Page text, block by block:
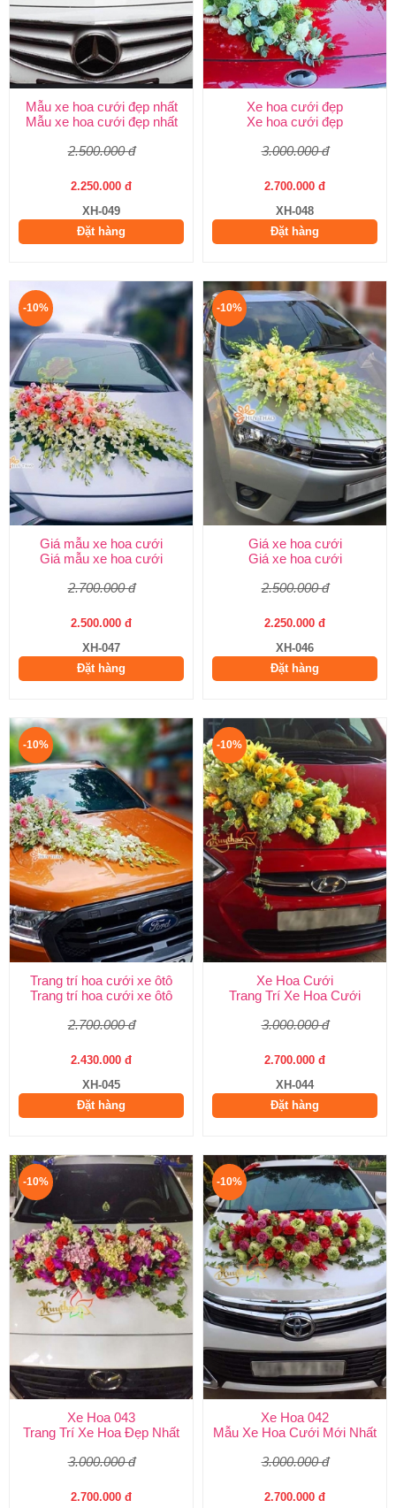
Mẫu xe hoa cưới đẹp nhất
Mẫu xe hoa cưới đẹp nhất
2.500.000 đ
2.250.000 đ
XH-049
Đặt hàng
Xe hoa cưới đẹp
Xe hoa cưới đẹp
3.000.000 đ
2.700.000 đ
XH-048
Đặt hàng
-10%
Giá mẫu xe hoa cưới
Giá mẫu xe hoa cưới
2.700.000 đ
2.500.000 đ
XH-047
Đặt hàng
-10%
Giá xe hoa cưới
Giá xe hoa cưới
2.500.000 đ
2.250.000 đ
XH-046
Đặt hàng
-10%
Trang trí hoa cưới xe ôtô
Trang trí hoa cưới xe ôtô
2.700.000 đ
2.430.000 đ
XH-045
Đặt hàng
-10%
Xe Hoa Cưới
Trang Trí Xe Hoa Cưới
3.000.000 đ
2.700.000 đ
XH-044
Đặt hàng
-10%
Xe Hoa 043
Trang Trí Xe Hoa Đẹp Nhất
3.000.000 đ
2.700.000 đ
-10%
Xe Hoa 042
Mẫu Xe Hoa Cưới Mới Nhất
3.000.000 đ
2.700.000 đ